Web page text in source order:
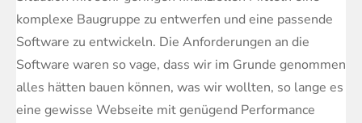
komplexe Baugruppe zu entwerfen und eine passende
Software zu entwickeln. Die Anforderungen an die
Software waren so vage, dass wir im Grunde genommen
alles hätten bauen können, was wir wollten, so lange es
eine gewisse Webseite mit genügend Performance